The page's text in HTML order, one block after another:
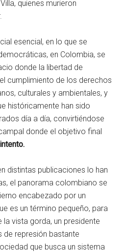
quienes murieron
esencial, en lo que se
en Colombia, se
donde la libertad de
cumplimiento de los derechos
culturales y ambientales, y
históricamente han sido
día a día, convirtiéndose
donde el objetivo final
distintas publicaciones lo han
el panorama colombiano se
encabezado por un
es un término pequeño, para
la vista gorda, un presidente
de represión bastante
que busca un sistema